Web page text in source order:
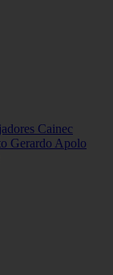
Cainec
Gerardo Apolo